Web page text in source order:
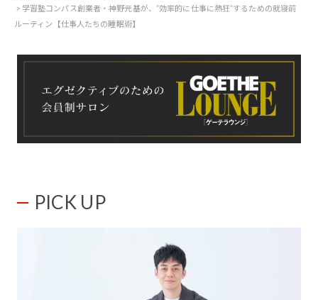
学習塾コンパス創業者・神野元基が、”効率的に仕事に熱狂”するための就寝前
ルーティン【仕事人たちの睡眠術】
PICK UP